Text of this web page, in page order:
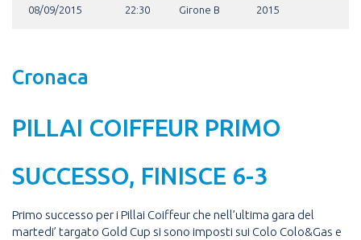
08/09/2015 22:30 Girone B 2015
Cronaca
PILLAI COIFFEUR PRIMO
SUCCESSO, FINISCE 6-3
Primo successo per i Pillai Coiffeur che nell’ultima gara del
martedi’ targato Gold Cup si sono imposti sui Colo Colo&Gas e